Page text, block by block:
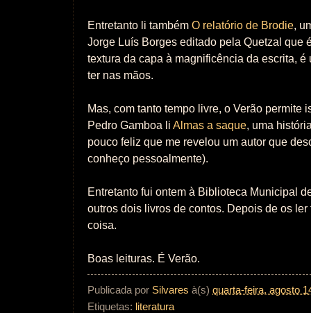
Entretanto li também O relatório de Brodie,
Jorge Luís Borges editado pela Quetzal que
textura da capa à magnificência da escrita, é
ter nas mãos.
Mas, com tanto tempo livre, o Verão permite
Pedro Gamboa li Almas a saque, uma
pouco feliz que me revelou um autor que
conheço pessoalmente).
Entretanto fui ontem à Biblioteca Municipal
outros dois livros de contos. Depois de os
coisa.
Boas leituras. É Verão.
Publicada por Silvares à(s) quarta-feira, agosto
Etiquetas: literatura